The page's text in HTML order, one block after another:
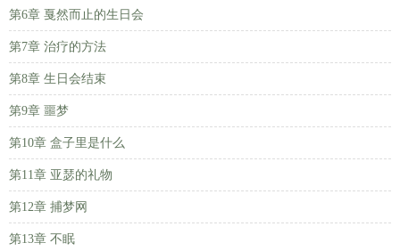
第6章 戛然而止的生日会
第7章 治疗的方法
第8章 生日会结束
第9章 噩梦
第10章 盒子里是什么
第11章 亚瑟的礼物
第12章 捕梦网
第13章 不眠